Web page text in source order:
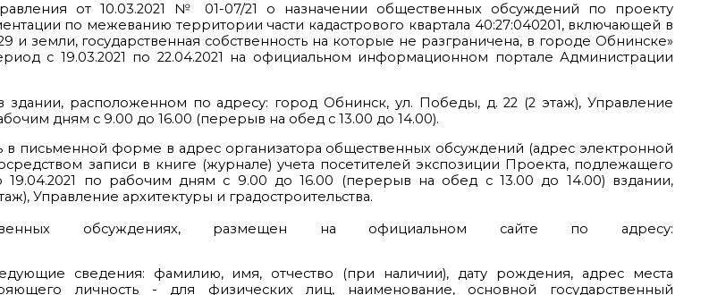
от 10.03.2021 № 01-07/21 о назначении общественных обсуждений по проекту
по межеванию территории части кадастрового квартала 40:27:040201, включающей в
и земли, государственная собственность на которые не разграничена, в городе Обнинске»
с 19.03.2021 по 22.04.2021 на официальном информационном портале Администрации
расположенном по адресу: город Обнинск, ул. Победы, д. 22 (2 этаж), Управление
дням с 9.00 до 16.00 (перерыв на обед с 13.00 до 14.00).
письменной форме в адрес организатора общественных обсуждений (адрес электронной
записи в книге (журнале) учета посетителей экспозиции Проекта, подлежащего
19.04.2021 по рабочим дням с 9.00 до 16.00 (перерыв на обед с 13.00 до 14.00) вздании,
Управление архитектуры и градостроительства.
обсуждениях, размещен на официальном сайте по адресу:
сведения: фамилию, имя, отчество (при наличии), дату рождения, адрес места
личность - для физических лиц, наименование, основной государственный